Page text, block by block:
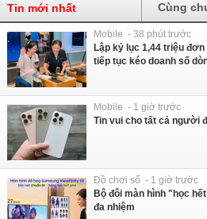
Tin mới nhất Cùng
Mobile - 38 phút trước
Lập kỷ lục 1,44 triệu
tiếp tục kéo doanh số
Mobile - 1 giờ trước
Tin vui cho tất cả người
Đồ chơi số - 1 giờ trước
Bộ đôi màn hình "học
đa nhiệm